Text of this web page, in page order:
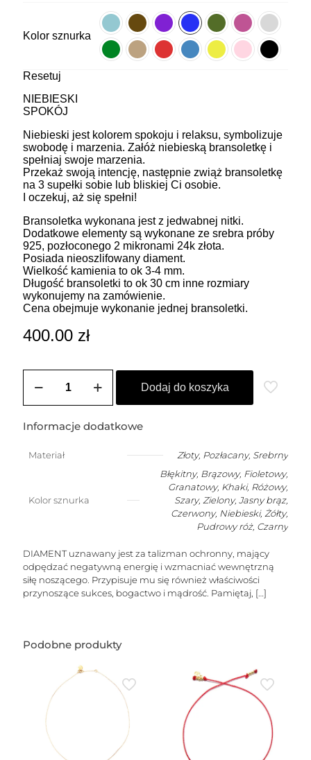
Kolor sznurka
Resetuj
NIEBIESKI
SPOKÓJ
Niebieski jest kolorem spokoju i relaksu, symbolizuje
swobodę i marzenia. Załóż niebieską bransoletkę i
spełniaj swoje marzenia.
Przekaż swoją intencję, następnie zwiąż bransoletkę
na 3 supełki sobie lub bliskiej Ci osobie.
I oczekuj, aż się spełni!
Bransoletka wykonana jest z jedwabnej nitki.
Dodatkowe elementy są wykonane ze srebra próby
925, pozłoconego 2 mikronami 24k złota.
Posiada nieoszlifowany diament.
Wielkość kamienia to ok 3-4 mm.
Długość bransoletki to ok 30 cm inne rozmiary
wykonujemy na zamówienie.
Cena obejmuje wykonanie jednej bransoletki.
400.00 zł
Bransoletka
szczęście
nieoszlifowanym
diamentem
Dodaj do koszyka
Informacje dodatkowe
Materiał Złoty, Pozłacany, Srebrny
Kolor sznurka
Błękitny, Brązowy, Fioletowy,
Granatowy, Khaki, Różowy,
Szary, Zielony, Jasny brąz,
Czerwony, Niebieski, Żółty,
Pudrowy róż, Czarny
DIAMENT uznawany jest za talizman ochronny, mający
odpędzać negatywną energię i wzmacniać wewnętrzną
siłę noszącego. Przypisuje mu się również właściwości
przynoszące sukces, bogactwo i mądrość. Pamiętaj, […]
Podobne produkty